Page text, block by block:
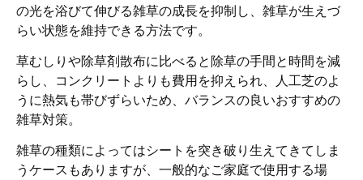
の光を浴びて伸びる雑草の成長を抑制し、雑草が生えづ
らい状態を維持できる方法です。
草むしりや除草剤散布に比べると除草の手間と時間を減
らし、コンクリートよりも費用を抑えられ、人工芝のよ
うに熱気も帯びずらいため、バランスの良いおすすめの
雑草対策。
雑草の種類によってはシートを突き破り生えてきてしま
うケースもありますが、一般的なご家庭で使用する場